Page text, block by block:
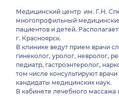
Медицинский центр им. Г.Н.
многопрофильный
пациентов и детей.
г. Красноярск.
В клинике ведут прием врачи
гинеколог, уролог, невролог,
педиатр, гастроэнтеролог,
том числе консультируют
кандидаты медицинских наук.
В кабинете лечебного массажа